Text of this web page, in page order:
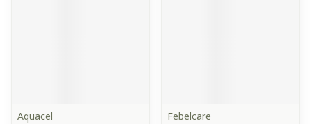
Aquacel
Febelcare